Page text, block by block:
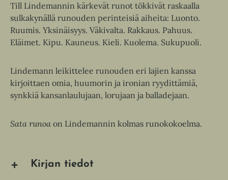
Till Lindemannin kärkevät runot tökkivät raskaalla
sulkakynällä runouden perinteisiä aiheita: Luonto.
Ruumis. Yksinäisyys. Väkivalta. Rakkaus. Pahuus.
Eläimet. Kipu. Kauneus. Kieli. Kuolema. Sukupuoli.
Lindemann leikittelee runouden eri lajien kanssa
kirjoittaen omia, huumorin ja ironian ryydittämiä,
synkkiä kansanlaulujaan, lorujaan ja balladejaan.
Sata runoa on Lindemannin kolmas runokokoelma.
Kirjan tiedot